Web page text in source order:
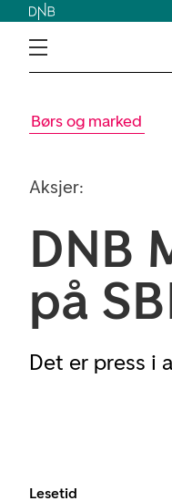
Børs og marked
Aksjer:
DNB
på
Det er press i
Lesetid